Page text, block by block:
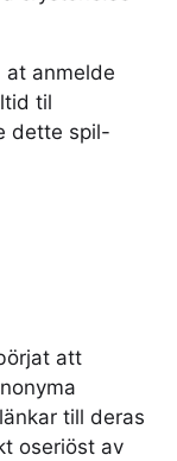
at anmelde
til
dette spil-
att
till deras
oseriöst av